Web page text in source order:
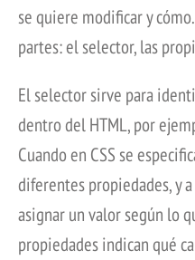
se quiere modificar y
partes: el selector, las
El selector sirve para
dentro del HTML, por
Cuando en CSS se
diferentes propiedades, y
asignar un valor según lo
propiedades indican qué